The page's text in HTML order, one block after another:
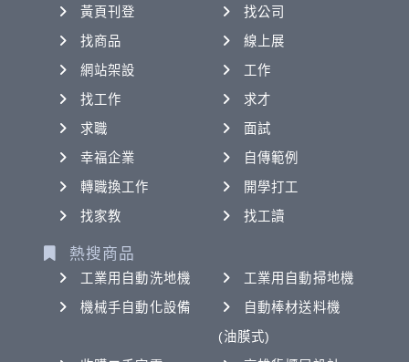
黃頁刊登
找公司
找商品
線上展
網站架設
工作
找工作
求才
求職
面試
幸福企業
自傳範例
轉職換工作
開學打工
找家教
找工讀
熱搜商品
工業用自動洗地機
工業用自動掃地機
機械手自動化設備
自動棒材送料機
(油膜式)